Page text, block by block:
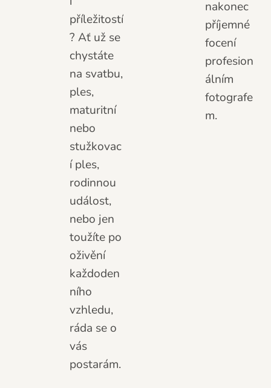
příležitostí
? Ať už se
chystáte
na svatbu,
ples,
maturitní
nebo
stužkovac
í ples,
rodinnou
událost,
nebo jen
toužíte po
oživění
každoden
ního
vzhledu,
ráda se o
vás
postarám.
nakonec
příjemné
focení
profesion
álním
fotografe
m.